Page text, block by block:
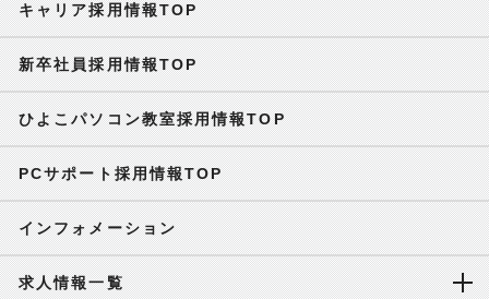
キャリア採用情報TOP
新卒社員採用情報TOP
ひよこパソコン教室採用情報TOP
PCサポート採用情報TOP
インフォメーション
求人情報一覧